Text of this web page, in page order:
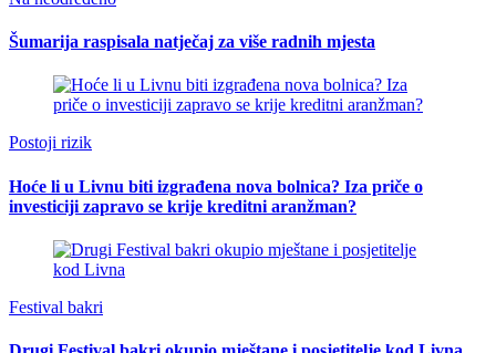
Šumarija raspisala natječaj za više radnih mjesta
Postoji rizik
Hoće li u Livnu biti izgrađena nova bolnica? Iza priče o
investiciji zapravo se krije kreditni aranžman?
Festival bakri